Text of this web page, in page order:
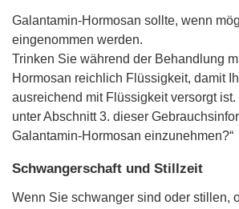
Galantamin-Hormosan sollte, wenn
eingenommen werden.
Trinken Sie während der Behandlung
Hormosan reichlich Flüssigkeit, damit
ausreichend mit Flüssigkeit versorgt
unter Abschnitt 3. dieser
Galantamin-Hormosan einzunehmen?“
Schwangerschaft und Stillzeit
Wenn Sie schwanger sind oder stillen,